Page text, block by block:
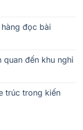
đọc bài
đến khu nghỉ
trúc trong kiến